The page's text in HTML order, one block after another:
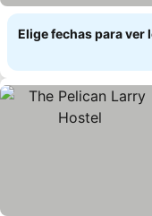
Elige fechas para ver